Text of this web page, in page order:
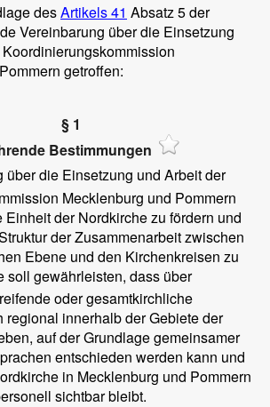
desArtikels 41 Absatz 5 der
Vereinbarung über die Einsetzung
getroffen:
§ 1
Bestimmungen
über die Einsetzung und Arbeit der
Mecklenburg und Pommern
der Nordkirche zu fördern und
der Zusammenarbeit zwischen
Ebene und den Kirchenkreisen zu
soll gewährleisten, dass über
oder gesamtkirchliche
regional innerhalb der Gebiete der
auf der Grundlage gemeinsamer
entschieden werden kann und
in Mecklenburg und Pommern
sichtbar bleibt.